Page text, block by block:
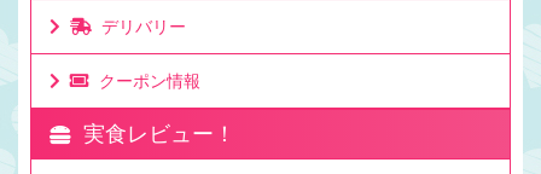
デリバリー
クーポン情報
実食レビュー！